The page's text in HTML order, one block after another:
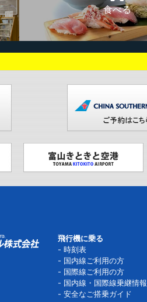
食べる
飛行機に乗る
時刻表
国内線ご利用の方
国際線ご利用の方
国内線・国際線乗継情報
安全なご搭乗ガイド